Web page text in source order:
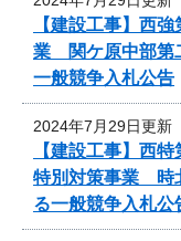
【建設工事】西
業 関ケ原中部第
一般競争入札公告
2024年7月29日更新
【建設工事】西
特別対策事業 時
る一般競争入札公